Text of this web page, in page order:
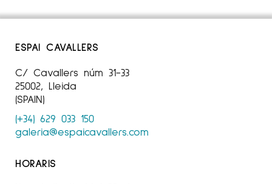
ESPAI CAVALLERS
C/ Cavallers núm 31-33
25002, Lleida
(SPAIN)
(+34) 629 033 150
galeria@espaicavallers.com
HORARIS